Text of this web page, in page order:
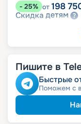
- 25% от 198
Скидка детям
Пишите в
Быстрые
Поможем с